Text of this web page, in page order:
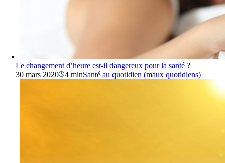
Le changement d’heure est-il dangereux pour la santé ?
30 mars 2020
4 minSanté au quotidien (maux quotidiens)